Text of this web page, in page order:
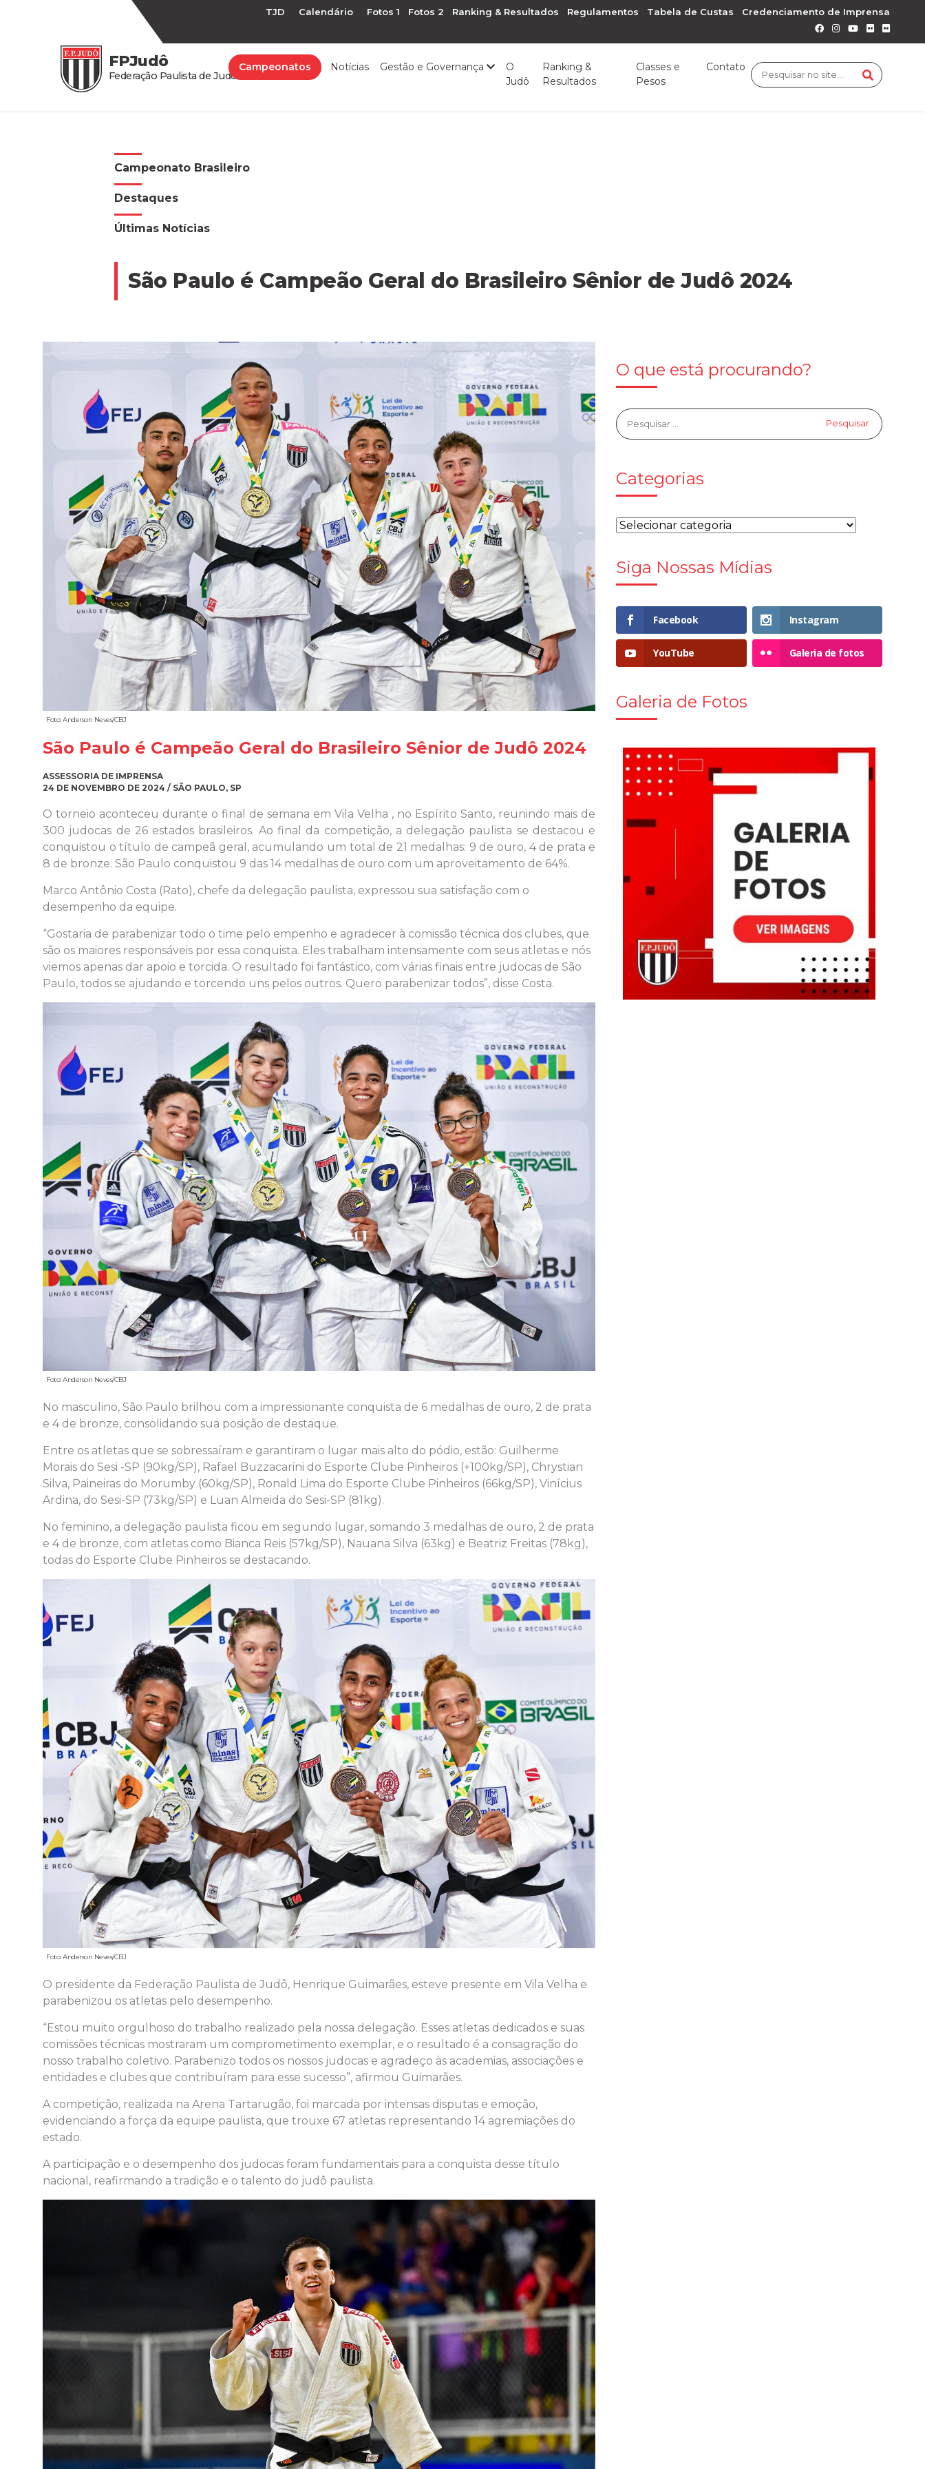
TJD Calendário Fotos 1 Fotos 2 Ranking & Resultados Regulamentos Tabela de Custas Credenciamento de Imprensa
FPJudô
Federação Paulista de Judô
Campeonatos Notícias Gestão e Governança
O
Judô
Ranking &
Resultados
Classes e
Pesos
Contato
Campeonato Brasileiro
Destaques
Últimas Notícias
São Paulo é Campeão Geral do Brasileiro Sênior de Judô 2024
Foto: Anderson Neves/CBJ
São Paulo é Campeão Geral do Brasileiro Sênior de Judô 2024
ASSESSORIA DE IMPRENSA
24 DE NOVEMBRO DE 2024 / SÃO PAULO, SP
O torneio aconteceu durante o final de semana em Vila Velha , no Espírito Santo, reunindo mais de
300 judocas de 26 estados brasileiros. Ao final da competição, a delegação paulista se destacou e
conquistou o título de campeã geral, acumulando um total de 21 medalhas: 9 de ouro, 4 de prata e
8 de bronze. São Paulo conquistou 9 das 14 medalhas de ouro com um aproveitamento de 64%.
Marco Antônio Costa (Rato), chefe da delegação paulista, expressou sua satisfação com o
desempenho da equipe.
“Gostaria de parabenizar todo o time pelo empenho e agradecer à comissão técnica dos clubes, que
são os maiores responsáveis por essa conquista. Eles trabalham intensamente com seus atletas e nós
viemos apenas dar apoio e torcida. O resultado foi fantástico, com várias finais entre judocas de São
Paulo, todos se ajudando e torcendo uns pelos outros. Quero parabenizar todos”, disse Costa.
Foto: Anderson Neves/CBJ
No masculino, São Paulo brilhou com a impressionante conquista de 6 medalhas de ouro, 2 de prata
e 4 de bronze, consolidando sua posição de destaque.
Entre os atletas que se sobressaíram e garantiram o lugar mais alto do pódio, estão: Guilherme
Morais do Sesi -SP (90kg/SP), Rafael Buzzacarini do Esporte Clube Pinheiros (+100kg/SP), Chrystian
Silva, Paineiras do Morumby (60kg/SP), Ronald Lima do Esporte Clube Pinheiros (66kg/SP), Vinícius
Ardina, do Sesi-SP (73kg/SP) e Luan Almeida do Sesi-SP (81kg).
No feminino, a delegação paulista ficou em segundo lugar, somando 3 medalhas de ouro, 2 de prata
e 4 de bronze, com atletas como Bianca Reis (57kg/SP), Nauana Silva (63kg) e Beatriz Freitas (78kg),
todas do Esporte Clube Pinheiros se destacando.
Foto: Anderson Neves/CBJ
O presidente da Federação Paulista de Judô, Henrique Guimarães, esteve presente em Vila Velha e
parabenizou os atletas pelo desempenho.
“Estou muito orgulhoso do trabalho realizado pela nossa delegação. Esses atletas dedicados e suas
comissões técnicas mostraram um comprometimento exemplar, e o resultado é a consagração do
nosso trabalho coletivo. Parabenizo todos os nossos judocas e agradeço às academias, associações e
entidades e clubes que contribuíram para esse sucesso”, afirmou Guimarães.
A competição, realizada na Arena Tartarugão, foi marcada por intensas disputas e emoção,
evidenciando a força da equipe paulista, que trouxe 67 atletas representando 14 agremiações do
estado.
A participação e o desempenho dos judocas foram fundamentais para a conquista desse título
nacional, reafirmando a tradição e o talento do judô paulista.
O que está procurando?
Categorias
Siga Nossas Mídias
Facebook Instagram
YouTube Galeria de fotos
Galeria de Fotos